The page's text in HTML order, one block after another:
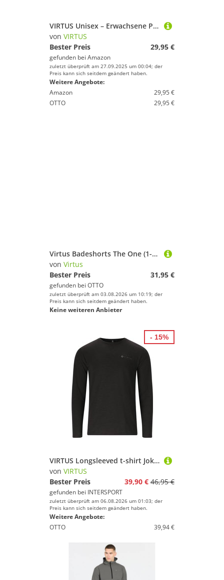
VIRTUS Unisex – Erwachsene Prodo Tasche, 1001 Black, Einheitsgröße
von VIRTUS
Bester Preis
29,95 €
gefunden bei Amazon
zuletzt überprüft am 27.09.2025 um 00:04; der
Preis kann sich seitdem geändert haben.
Weitere Angebote:
Amazon
29,95 €
OTTO
29,95 €
Virtus Badeshorts The One (1-St) atmungsaktiv
von Virtus
Bester Preis
31,95 €
gefunden bei OTTO
zuletzt überprüft am 03.08.2026 um 10:19; der
Preis kann sich seitdem geändert haben.
Keine weiteren Anbieter
VIRTUS Longsleeved t-shirt Jokers V3
von VIRTUS
Bester Preis
39,90 € 46,95 €
gefunden bei INTERSPORT
zuletzt überprüft am 06.08.2026 um 01:03; der
Preis kann sich seitdem geändert haben.
Weitere Angebote:
OTTO
39,94 €
- 15%